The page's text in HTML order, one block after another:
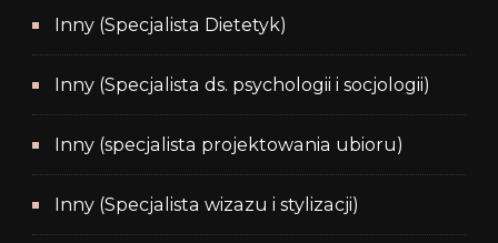
Inny (Specjalista Dietetyk)
Inny (Specjalista ds. psychologii i socjologii)
Inny (specjalista projektowania ubioru)
Inny (Specjalista wizazu i stylizacji)